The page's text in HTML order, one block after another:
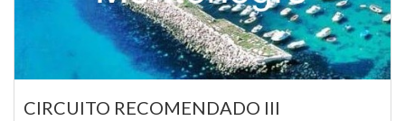
CIRCUITO RECOMENDADO III